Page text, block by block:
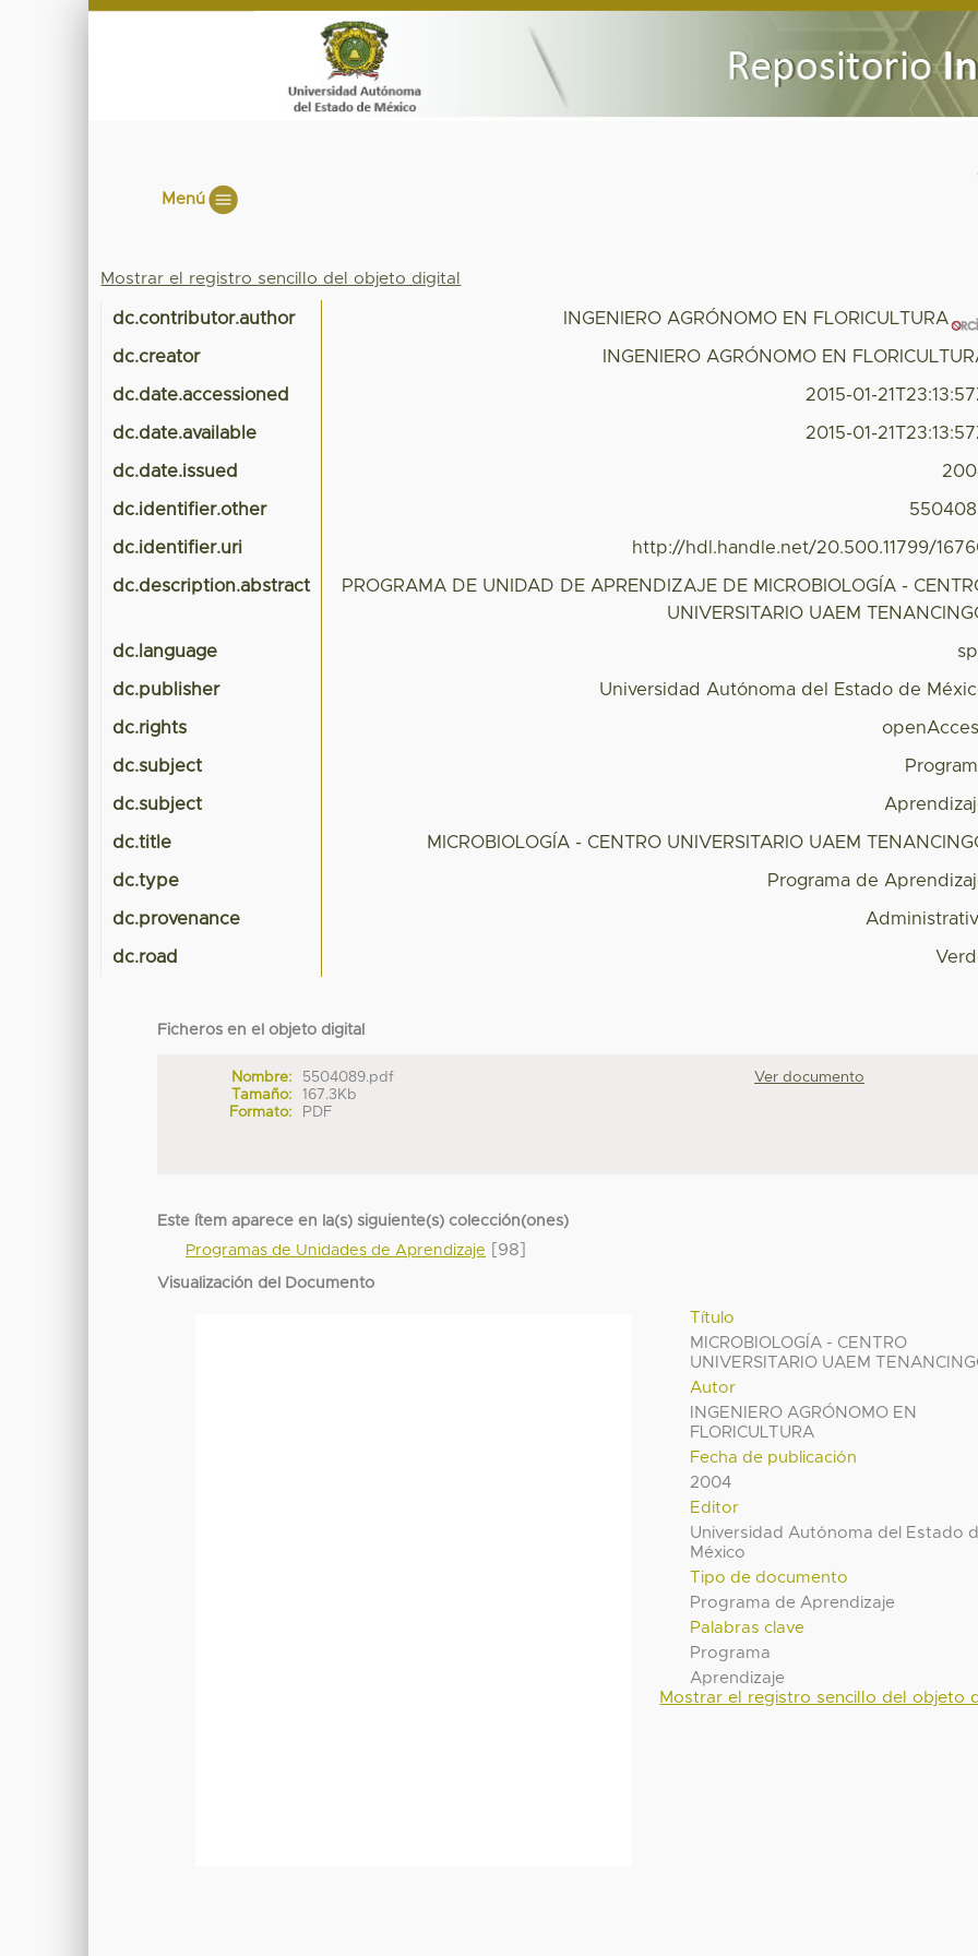
Menú
Mostrar el registro sencillo del objeto digital
dc.contributor.author INGENIERO AGRÓNOMO EN FLORICULTURA
dc.creator INGENIERO AGRÓNOMO EN
dc.date.accessioned 2015-01-
dc.date.available 2015-01-
dc.date.issued
dc.identifier.other
dc.identifier.uri http://hdl.handle.net/20.500.11799/
dc.description.abstract
PROGRAMA DE UNIDAD DE APRENDIZAJE DE MICROBIOLOGÍA -
UNIVERSITARIO UAEM
dc.language
dc.publisher Universidad Autónoma del Estado de
dc.rights
dc.subject
dc.subject
dc.title MICROBIOLOGÍA - CENTRO UNIVERSITARIO UAEM
dc.type Programa de
dc.provenance
dc.road
Ficheros en el objeto digital
Nombre:
5504089.pdf
Tamaño:
167.3Kb
Formato:
PDF
Ver documento
Este ítem aparece en la(s) siguiente(s) colección(ones)
Programas de Unidades de Aprendizaje
[98]
Visualización del Documento
Título
MICROBIOLOGÍA - CENTRO
UNIVERSITARIO UAEM
Autor
INGENIERO AGRÓNOMO EN
FLORICULTURA
Fecha de publicación
2004
Editor
Universidad Autónoma del Estado
México
Tipo de documento
Programa de Aprendizaje
Palabras clave
Programa
Aprendizaje
Mostrar el registro sencillo del objeto